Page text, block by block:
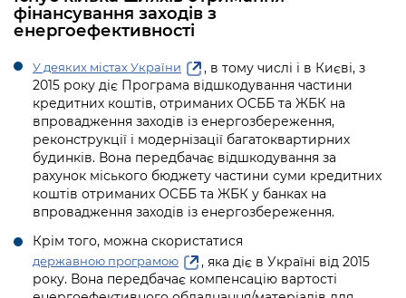
Рішення та розпорядження
перебувають на погодженні КМВА
Рішення Київради
Контактна інформація
Графік роботи та прийому громадян
Вакансії
Статистика
Освіта та навчальні заклади
Навколишнє середовище міста
Містобудування та земельні ділянки
Культура, спорт, дозвілля
Бізнес та ліцензування
Фінанси та бюджет
Безпека та правопорядок
Громадська експертиза
Консультації з громадськістю
Громадська рада
Петиції
Відкритий бюджет
Контактний центр
Допомога учасникам АТО
Інформація з обмеженим доступом
Подати запит онлайн
Проекти нормативно-правових та
інших актів
Нормативна база
Питання і відповіді про публічну
інформацію
Порядок оскарження рішень, дій чи
бездіяльності розпорядників інформації
Медіагалерея
Підписатися на новини та анонси від
КМДА / Subscribe to announcements
from the KCSA
Порядок акредитації медіа /
Accreditation process
Подати журналістський запит /
Submitting a media request
Зйомки в лікарнях в умовах воєнного
стану / Rules for media coverage of
hospitals at work under martial law
Портал Послуг
фінансування заходів з
енергоефективності
У деяких містах України
, в тому числі і в Києві, з
2015 року діє Програма відшкодування частини
кредитних коштів, отриманих ОСББ та ЖБК на
впровадження заходів із енергозбереження,
реконструкції і модернізації багатоквартирних
будинків. Вона передбачає відшкодування за
рахунок міського бюджету частини суми кредитних
коштів отриманих ОСББ та ЖБК у банках на
впровадження заходів із енергозбереження.
Крім того, можна скористатися
державною програмою
, яка діє в Україні від 2015
року. Вона передбачає компенсацію вартості